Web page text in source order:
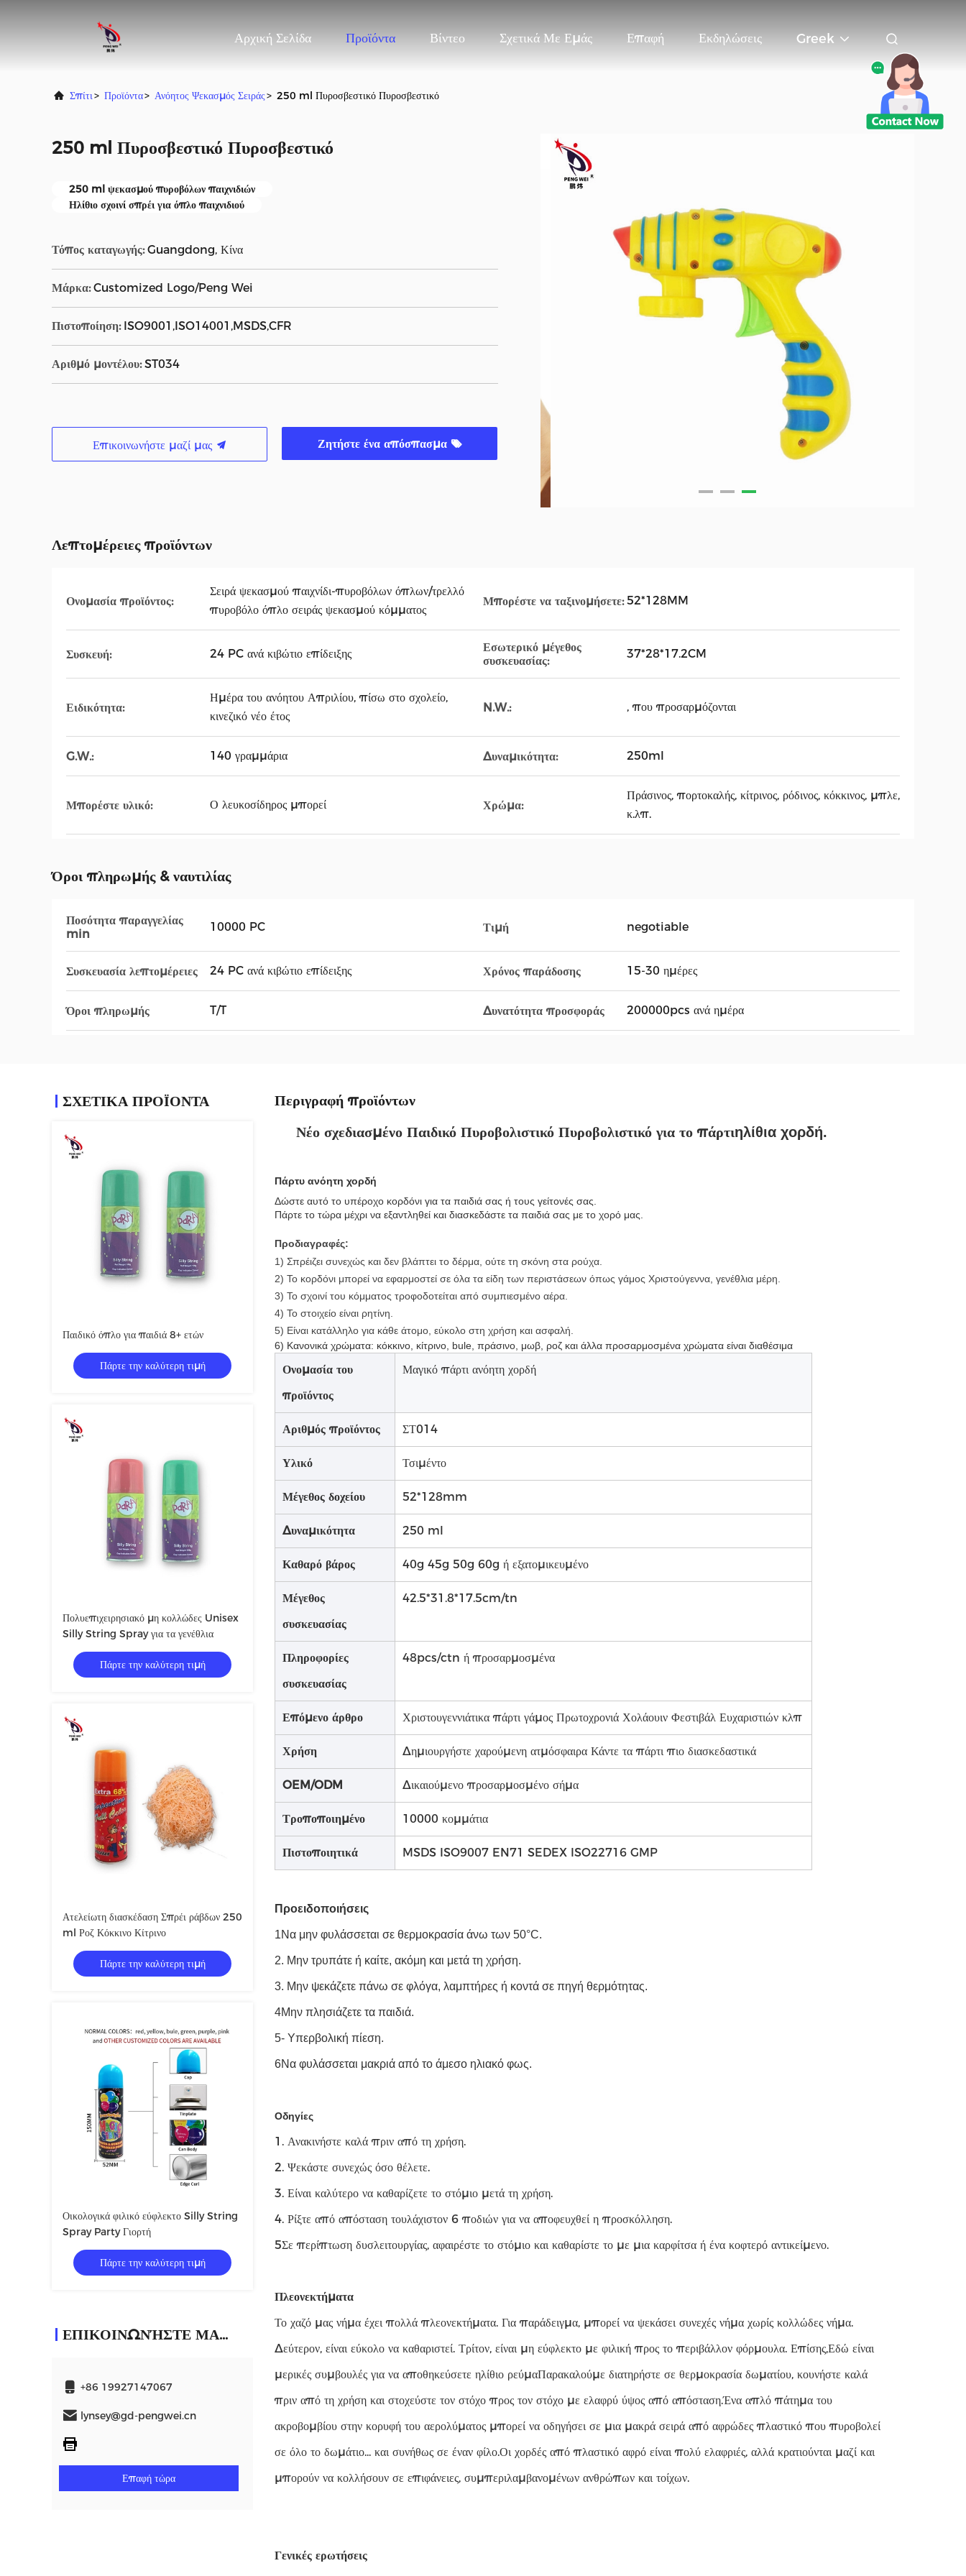
Αρχική Σελίδα Προϊόντα Βίντεο Σχετικά Με Εμάς Επαφή Εκδηλώσεις Greek
Σπίτι> Προϊόντα> Ανόητος Ψεκασμός Σειράς> 250 ml Πυροσβεστικό Πυροσβεστικό
250 ml Πυροσβεστικό Πυροσβεστικό
250 ml ψεκασμού πυροβόλων παιχνιδιών
Ηλίθιο σχοινί σπρέι για όπλο παιχνιδιού
Τόπος καταγωγής: Guangdong, Κίνα
Μάρκα: Customized Logo/Peng Wei
Πιστοποίηση: ISO9001,ISO14001,MSDS,CFR
Αριθμό μοντέλου: ST034
Επικοινωνήστε μαζί μας Ζητήστε ένα απόσπασμα
Λεπτομέρειες προϊόντων
Ονομασία προϊόντος:
Σειρά ψεκασμού παιχνίδι-πυροβόλων όπλων/τρελλό
πυροβόλο όπλο σειράς ψεκασμού κόμματος
Μπορέστε να ταξινομήσετε: 52*128MM
Συσκευή: 24 PC ανά κιβώτιο επίδειξης
Εσωτερικό μέγεθος
συσκευασίας:
37*28*17.2CM
Ειδικότητα:
Ημέρα του ανόητου Απριλίου, πίσω στο σχολείο,
κινεζικό νέο έτος
N.W.: , που προσαρμόζονται
G.W.: 140 γραμμάρια Δυναμικότητα: 250ml
Μπορέστε υλικό: Ο λευκοσίδηρος μπορεί Χρώμα:
Πράσινος, πορτοκαλής, κίτρινος, ρόδινος, κόκκινος, μπλε,
κ.λπ.
Όροι πληρωμής & ναυτιλίας
Ποσότητα παραγγελίας
min
10000 PC Τιμή negotiable
Συσκευασία λεπτομέρειες 24 PC ανά κιβώτιο επίδειξης Χρόνος παράδοσης 15-30 ημέρες
Όροι πληρωμής T/T Δυνατότητα προσφοράς 200000pcs ανά ημέρα
ΣΧΕΤΙΚΑ ΠΡΟΪΟΝΤΑ
Παιδικό όπλο για παιδιά 8+ ετών
Πάρτε την καλύτερη τιμή
Πολυεπιχειρησιακό μη κολλώδες Unisex
Silly String Spray για τα γενέθλια
Πάρτε την καλύτερη τιμή
Ατελείωτη διασκέδαση Σπρέι ράβδων 250
ml Ροζ Κόκκινο Κίτρινο
Πάρτε την καλύτερη τιμή
Οικολογικά φιλικό εύφλεκτο Silly String
Spray Party Γιορτή
Πάρτε την καλύτερη τιμή
ΕΠΙΚΟΙΝΩΝΉΣΤΕ ΜΑΖΊ ΜΑΣ
+86 19927147067
lynsey@gd-pengwei.cn
Επαφή τώρα
Περιγραφή προϊόντων
Νέο σχεδιασμένο Παιδικό Πυροβολιστικό Πυροβολιστικό για το πάρτιηλίθια χορδή.
Πάρτυ ανόητη χορδή
Δώστε αυτό το υπέροχο κορδόνι για τα παιδιά σας ή τους γείτονές σας.
Πάρτε το τώρα μέχρι να εξαντληθεί και διασκεδάστε τα παιδιά σας με το χορό μας.
Προδιαγραφές:
1) Σπρέιζει συνεχώς και δεν βλάπτει το δέρμα, ούτε τη σκόνη στα ρούχα.
2) Το κορδόνι μπορεί να εφαρμοστεί σε όλα τα είδη των περιστάσεων όπως γάμος Χριστούγεννα, γενέθλια μέρη.
3) Το σχοινί του κόμματος τροφοδοτείται από συμπιεσμένο αέρα.
4) Το στοιχείο είναι ρητίνη.
5) Είναι κατάλληλο για κάθε άτομο, εύκολο στη χρήση και ασφαλή.
6) Κανονικά χρώματα: κόκκινο, κίτρινο, bule, πράσινο, μωβ, ροζ και άλλα προσαρμοσμένα χρώματα είναι διαθέσιμα
Ονομασία του
προϊόντος
Μαγικό πάρτι ανόητη χορδή
Αριθμός προϊόντος ΣΤ014
Υλικό Τσιμέντο
Μέγεθος δοχείου 52*128mm
Δυναμικότητα 250 ml
Καθαρό βάρος 40g 45g 50g 60g ή εξατομικευμένο
Μέγεθος
συσκευασίας
42.5*31.8*17.5cm/tn
Πληροφορίες
συσκευασίας
48pcs/ctn ή προσαρμοσμένα
Επόμενο άρθρο Χριστουγεννιάτικα πάρτι γάμος Πρωτοχρονιά Χολάουιν Φεστιβάλ Ευχαριστιών κλπ
Χρήση Δημιουργήστε χαρούμενη ατμόσφαιρα Κάντε τα πάρτι πιο διασκεδαστικά
OEM/ODM Δικαιούμενο προσαρμοσμένο σήμα
Τροποποιημένο 10000 κομμάτια
Πιστοποιητικά MSDS ISO9007 EN71 SEDEX ISO22716 GMP
Προειδοποιήσεις
1Να μην φυλάσσεται σε θερμοκρασία άνω των 50°C.
2. Μην τρυπάτε ή καίτε, ακόμη και μετά τη χρήση.
3. Μην ψεκάζετε πάνω σε φλόγα, λαμπτήρες ή κοντά σε πηγή θερμότητας.
4Μην πλησιάζετε τα παιδιά.
5- Υπερβολική πίεση.
6Να φυλάσσεται μακριά από το άμεσο ηλιακό φως.
Οδηγίες
1. Ανακινήστε καλά πριν από τη χρήση.
2. Ψεκάστε συνεχώς όσο θέλετε.
3. Είναι καλύτερο να καθαρίζετε το στόμιο μετά τη χρήση.
4. Ρίξτε από απόσταση τουλάχιστον 6 ποδιών για να αποφευχθεί η προσκόλληση.
5Σε περίπτωση δυσλειτουργίας, αφαιρέστε το στόμιο και καθαρίστε το με μια καρφίτσα ή ένα κοφτερό αντικείμενο.
Πλεονεκτήματα
Το χαζό μας νήμα έχει πολλά πλεονεκτήματα. Για παράδειγμα, μπορεί να ψεκάσει συνεχές νήμα χωρίς κολλώδες νήμα.
Δεύτερον, είναι εύκολο να καθαριστεί. Τρίτον, είναι μη εύφλεκτο με φιλική προς το περιβάλλον φόρμουλα. Επίσης,Εδώ είναι
μερικές συμβουλές για να αποθηκεύσετε ηλίθιο ρεύμαΠαρακαλούμε διατηρήστε σε θερμοκρασία δωματίου, κουνήστε καλά
πριν από τη χρήση και στοχεύστε τον στόχο προς τον στόχο με ελαφρύ ύψος από απόσταση.Ένα απλό πάτημα του
ακροβομβίου στην κορυφή του αερολύματος μπορεί να οδηγήσει σε μια μακρά σειρά από αφρώδες πλαστικό που πυροβολεί
σε όλο το δωμάτιο... και συνήθως σε έναν φίλο.Οι χορδές από πλαστικό αφρό είναι πολύ ελαφριές, αλλά κρατιούνται μαζί και
μπορούν να κολλήσουν σε επιφάνειες, συμπεριλαμβανομένων ανθρώπων και τοίχων.
Γενικές ερωτήσεις